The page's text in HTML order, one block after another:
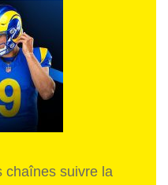
chaînes suivre la